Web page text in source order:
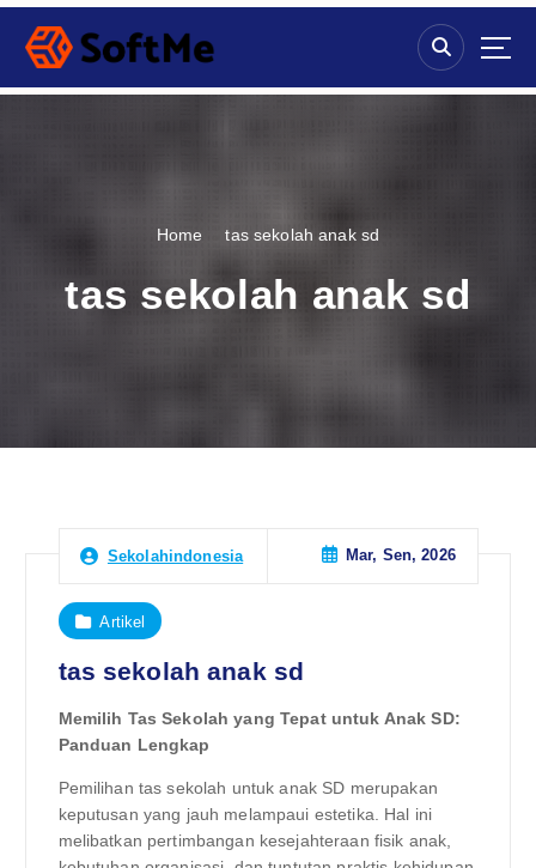
S
p
Home tas sekolah anak sd
tas sekolah anak sd
Sekolahindonesia Mar, Sen, 2026
Artikel
tas sekolah anak sd
Memilih Tas Sekolah yang Tepat untuk Anak SD:
Panduan Lengkap
Pemilihan tas sekolah untuk anak SD merupakan
keputusan yang jauh melampaui estetika. Hal ini
melibatkan pertimbangan kesejahteraan fisik anak,